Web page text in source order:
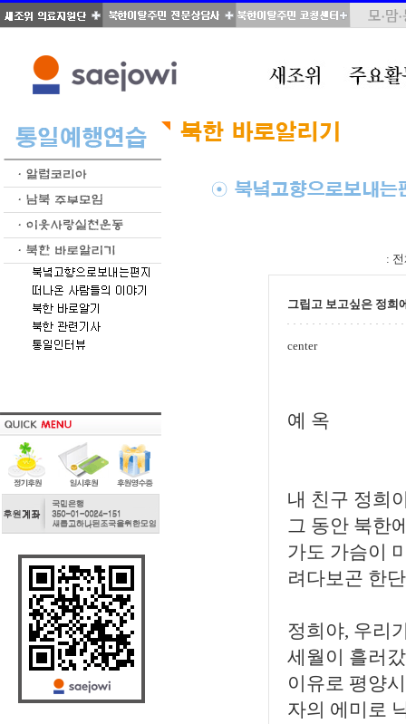
:
그립고 보고싶은 정희
center
예 옥
내 친구 정희
그 동안 북한
가도 가슴이
려다보곤 한
정희야, 우리
세월이 흘러
이유로 평양
자의 에미로